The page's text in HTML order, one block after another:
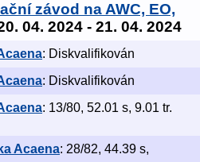
závod na AWC, EO,
04. 2024 - 21. 04. 2024
: Diskvalifikován
: Diskvalifikován
: 13/80, 52.01 s, 9.01 tr.
Acaena: 28/82, 44.39 s,